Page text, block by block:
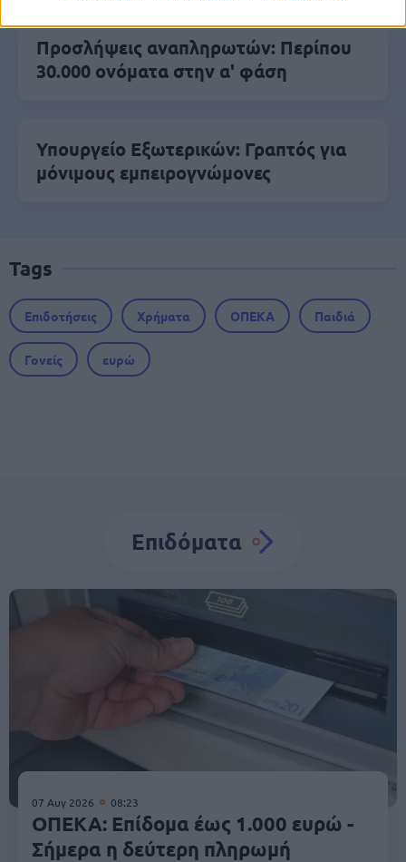
Προσλήψεις αναπληρωτών: Περίπου
30.000 ονόματα στην α' φάση
Υπουργείο Εξωτερικών: Γραπτός για
μόνιμους εμπειρογνώμονες
Tags
Επιδοτήσεις Χρήματα ΟΠΕΚΑ Παιδιά
Γονείς ευρώ
Επιδόματα
07 Αυγ 2026 08:23
ΟΠΕΚΑ: Επίδομα έως 1.000 ευρώ -
Σήμερα η δεύτερη πληρωμή